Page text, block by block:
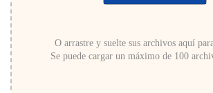
O arrastre y suelte sus archivos aquí
Se puede cargar un máximo de 100